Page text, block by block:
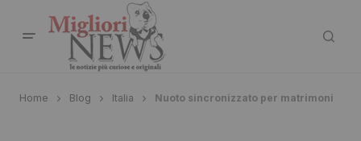
Home Blog Italia Nuoto sincronizzato per matrimoni